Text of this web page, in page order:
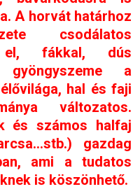
A horvát határhoz
csodálatos
el, fákkal, dús
a
hal és faji
változatos.
és számos halfaj
gazdag
ami a tudatos
is köszönhető.